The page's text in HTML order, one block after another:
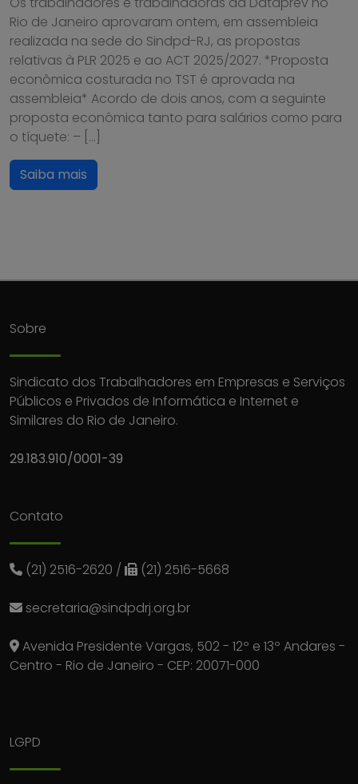
Rio de Janeiro aprovaram ontem, em assembleia
realizada na sede do Sindpd-RJ, as propostas
relativas à PLR 2025 e ao ACT 2025/2027. *Proposta
econômica costurada no TST é aprovada na
assembleia* Acordo de dois anos, com a seguinte
proposta econômica tanto para salários como para
o tíquete: – […]
Saiba mais
Sobre
Sindicato dos Trabalhadores em Empresas e Serviços
Públicos e Privados de Informática e Internet e
Similares do Rio de Janeiro.
29.183.910/0001-39
Contato
(21) 2516-2620 / (21) 2516-5668
secretaria@sindpdrj.org.br
Avenida Presidente Vargas, 502 - 12º e 13º Andares -
Centro - Rio de Janeiro - CEP: 20071-000
LGPD